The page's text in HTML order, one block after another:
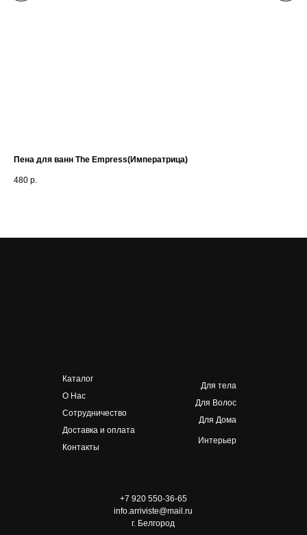
Пена для ванн The Empress(Императрица)
480 р.
+7 920 550-36-65
info.arriviste@mail.ru
г. Белгород
Для тела
Для Волос
Для Дома
Интерьер
Каталог
О Нас
Сотрудничество
Доставка и оплата
Контакты